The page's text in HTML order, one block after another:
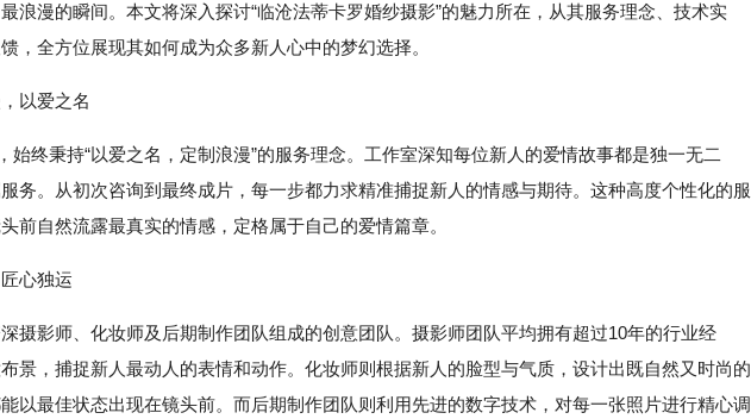
浪漫的瞬间。本文将深入探讨“临沧法蒂卡罗婚纱摄影”的魅力所在，从其服务理念、技术实
，全方位展现其如何成为众多新人心中的梦幻选择。
以爱之名
始终秉持“以爱之名，定制浪漫”的服务理念。工作室深知每位新人的爱情故事都是独一无二
务。从初次咨询到最终成片，每一步都力求精准捕捉新人的情感与期待。这种高度个性化的服
前自然流露最真实的情感，定格属于自己的爱情篇章。
心独运
摄影师、化妆师及后期制作团队组成的创意团队。摄影师团队平均拥有超过10年的行业经
景，捕捉新人最动人的表情和动作。化妆师则根据新人的脸型与气质，设计出既自然又时尚的
以最佳状态出现在镜头前。而后期制作团队则利用先进的数字技术，对每一张照片进行精心调